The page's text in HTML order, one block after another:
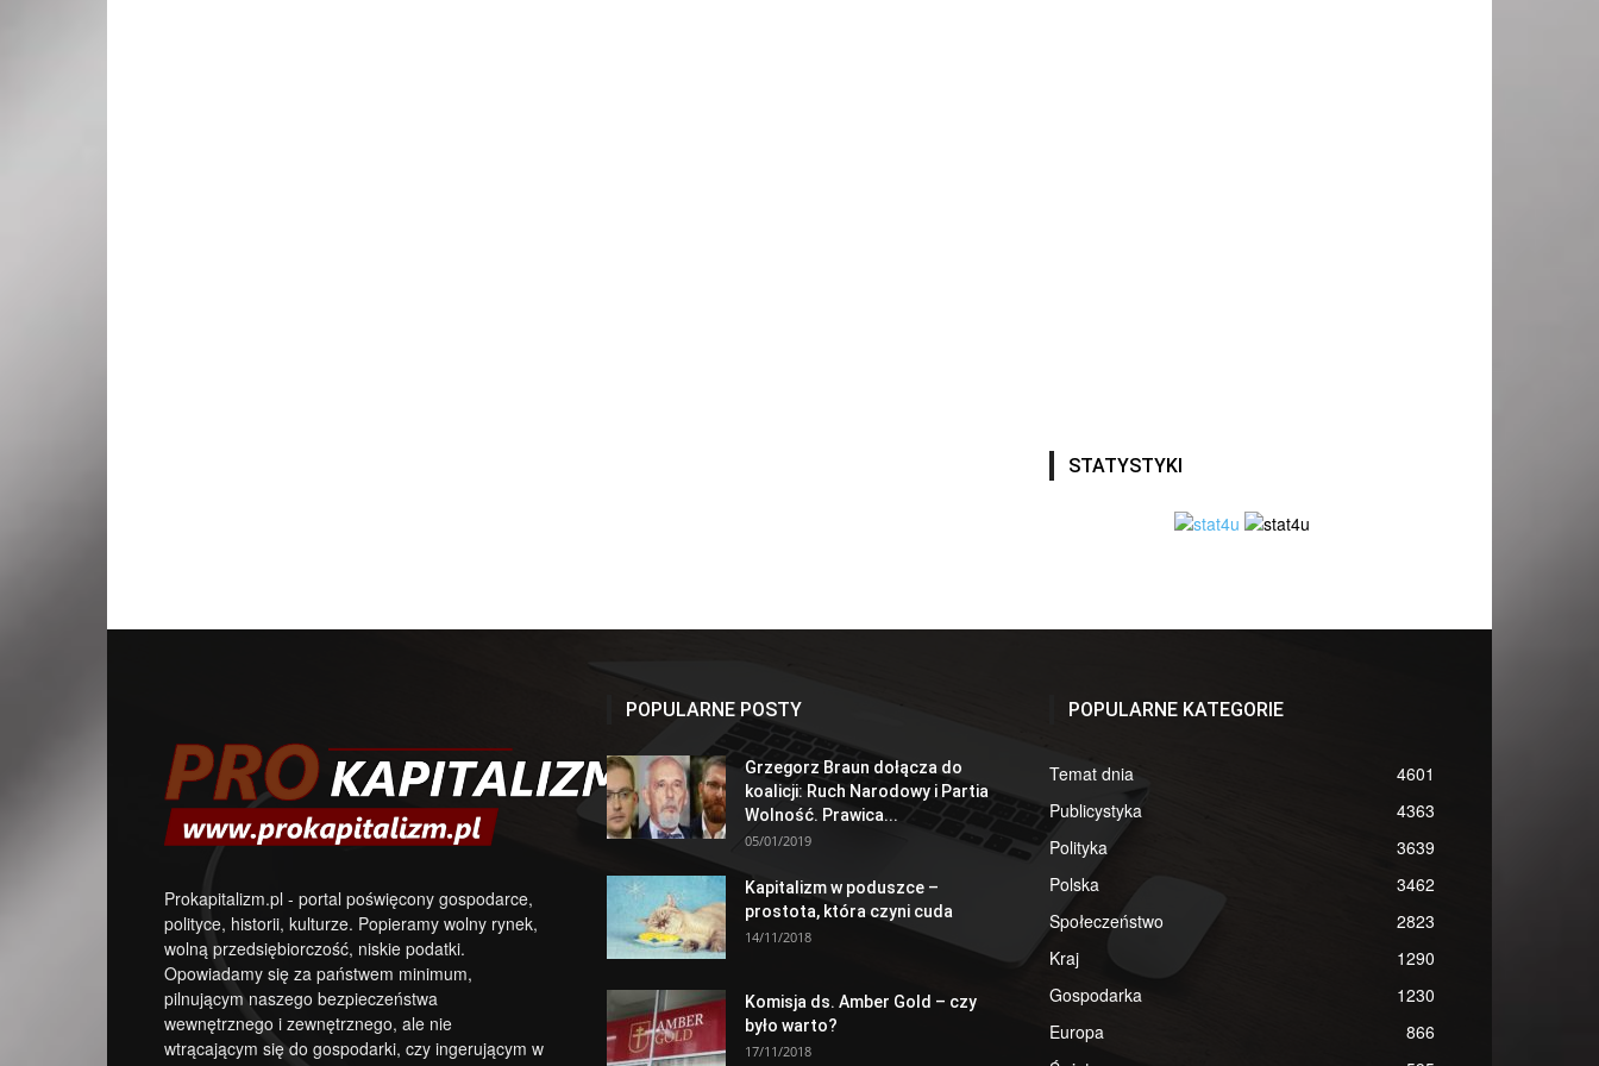
STATYSTYKI
Prokapitalizm.pl - portal poświęcony gospodarce,
polityce, historii, kulturze. Popieramy wolny rynek,
wolną przedsiębiorczość, niskie podatki.
Opowiadamy się za państwem minimum,
pilnującym naszego bezpieczeństwa
wewnętrznego i zewnętrznego, ale nie
wtrącającym się do gospodarki, czy ingerującym w
POPULARNE POSTY
Grzegorz Braun dołącza do
koalicji: Ruch Narodowy i Partia
Wolność. Prawica...
05/01/2019
Kapitalizm w poduszce –
prostota, która czyni cuda
14/11/2018
Komisja ds. Amber Gold – czy
było warto?
17/11/2018
POPULARNE KATEGORIE
Temat dnia
4601
Publicystyka
4363
Polityka
3639
Polska
3462
Społeczeństwo
2823
Kraj
1290
Gospodarka
1230
Europa
866